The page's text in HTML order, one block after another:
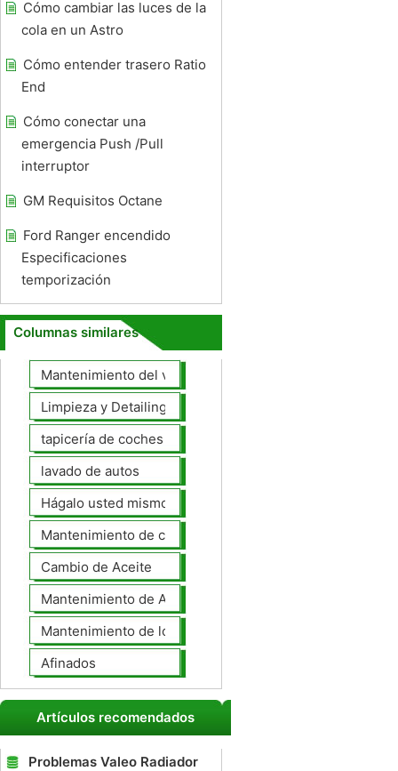
Cómo cambiar las luces de la
cola en un Astro
Cómo entender trasero Ratio
End
Cómo conectar una
emergencia Push /Pull
interruptor
GM Requisitos Octane
Ford Ranger encendido
Especificaciones
temporización
Columnas similares
Mantenimiento del vehículo
Limpieza y Detailing
tapicería de coches
lavado de autos
Hágalo usted mismo Mantenimiento de Automotores
Mantenimiento de coches General
Cambio de Aceite
Mantenimiento de Automotores Profesional
Mantenimiento de los neumáticos
Afinados
Artículos recomendados
Problemas Valeo Radiador